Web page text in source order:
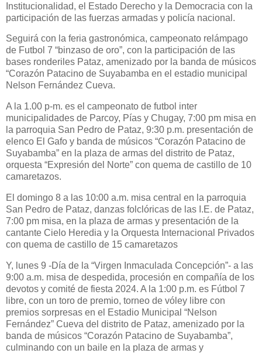
Institucionalidad, el Estado Derecho y la Democracia con la
participación de las fuerzas armadas y policía nacional.
Seguirá con la feria gastronómica, campeonato relámpago
de Futbol 7 “binzaso de oro”, con la participación de las
bases ronderiles Pataz, amenizado por la banda de músicos
“Corazón Patacino de Suyabamba en el estadio municipal
Nelson Fernández Cueva.
A la 1.00 p-m. es el campeonato de futbol inter
municipalidades de Parcoy, Pías y Chugay, 7:00 pm misa en
la parroquia San Pedro de Pataz, 9:30 p.m. presentación de
elenco El Gafo y banda de músicos “Corazón Patacino de
Suyabamba” en la plaza de armas del distrito de Pataz,
orquesta “Expresión del Norte” con quema de castillo de 10
camaretazos.
El domingo 8 a las 10:00 a.m. misa central en la parroquia
San Pedro de Pataz, danzas folclóricas de las I.E. de Pataz,
7:00 pm misa, en la plaza de armas y presentación de la
cantante Cielo Heredia y la Orquesta Internacional Privados
con quema de castillo de 15 camaretazos
Y, lunes 9 -Día de la “Virgen Inmaculada Concepción”- a las
9:00 a.m. misa de despedida, procesión en compañía de los
devotos y comité de fiesta 2024. A la 1:00 p.m. es Fútbol 7
libre, con un toro de premio, torneo de vóley libre con
premios sorpresas en el Estadio Municipal “Nelson
Fernández” Cueva del distrito de Pataz, amenizado por la
banda de músicos “Corazón Patacino de Suyabamba”,
culminando con un baile en la plaza de armas y